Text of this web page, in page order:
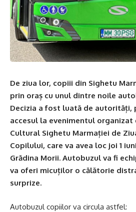
De ziua lor, copiii din Sighetu
prin oraș cu unul dintre noile
Decizia a fost luată de autorități,
accesul la evenimentul organizat
Cultural Sighetu Marmației de
Copilului, care va avea loc joi 1
Grădina Morii. Autobuzul va fi
va oferi micuților o călătorie
surprize.
Autobuzul copiilor va circula astfel: